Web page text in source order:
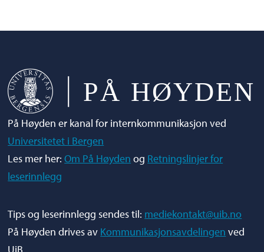
På Høyden er kanal for internkommunikasjon ved
Universitetet i Bergen
Les mer her:Om På Høyden og Retningslinjer for
leserinnlegg
Tips og leserinnlegg sendes til: mediekontakt@uib.no
På Høyden drives av Kommunikasjonsavdelingen ved
UiB